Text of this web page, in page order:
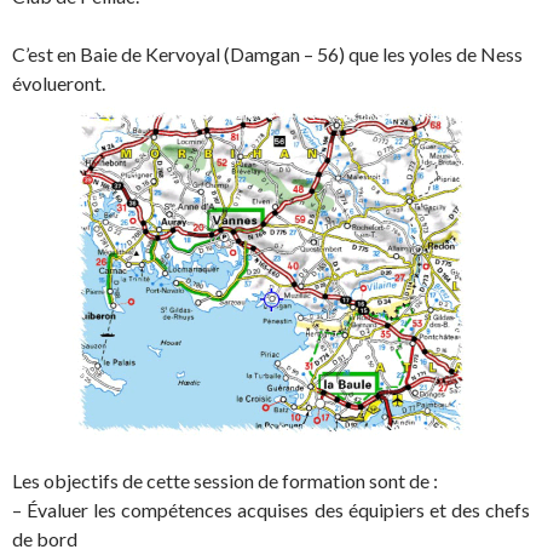
C’est en Baie de Kervoyal (Damgan – 56) que les yoles de Ness
évolueront.
Les objectifs de cette session de formation sont de :
– Évaluer les compétences acquises des équipiers et des chefs
de bord